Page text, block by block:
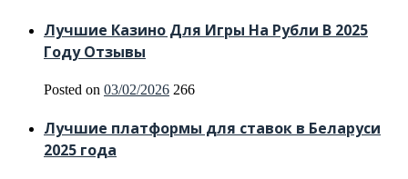
Лучшие Казино Для Игры На Рубли В 2025
Году Отзывы
Posted on 03/02/2026 266
Лучшие платформы для ставок в Беларуси
2025 года